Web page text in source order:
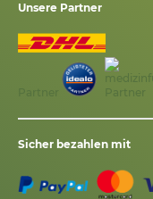
Unsere Partner
Sicher bezahlen mit